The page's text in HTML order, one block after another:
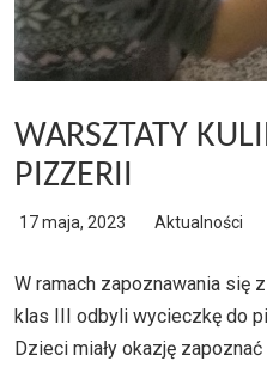
WARSZTATY
PIZZERII
17 maja, 2023 Aktualności
W ramach zapoznawania się
klas III odbyli wycieczkę do
Dzieci miały okazję